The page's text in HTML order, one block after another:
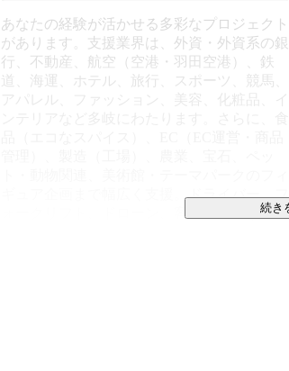
あなたの経験が活かせる多彩なプロジェクト
があります。支援業界は、外資・外資系の銀
行、不動産、航空（空港・羽田空港）、鉄
道、海運、ホテル、旅行、スポーツ、競馬、
アパレル、ファッション、美容、化粧品、イ
ギュア企画まで幅広く支援。ドライバー、フ
ォークリフト、ドローン、客室乗務員など、
続き